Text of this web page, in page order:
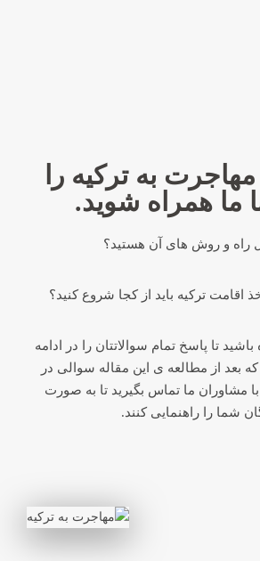
به ترکیه را
ما همراه شوید.
راه و روش های آن هستید؟
اقامت ترکیه باید از کجا شروع کنید؟
تا پاسخ تمام سوالاتتان را در ادامه
بعد از مطالعه ی این مقاله سوالی در
با مشاوران ما تماس بگیرید تا به صورت
شما را راهنمایی کنند.